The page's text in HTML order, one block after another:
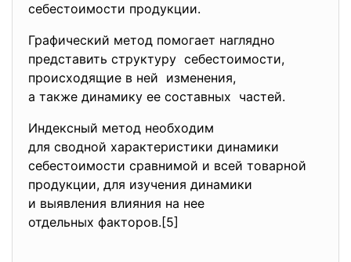
себестоимости продукции.
Графический метод помогает наглядно
представить структуру себестоимости,
происходящие в ней изменения,
а также динамику ее составных частей.
Индексный метод необходим
для сводной характеристики динамики
себестоимости сравнимой и всей товарной
продукции, для изучения динамики
и выявления влияния на нее
отдельных факторов.[5]